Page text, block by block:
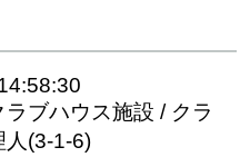
ラブハウス施設 / クラ
人(3-1-6)